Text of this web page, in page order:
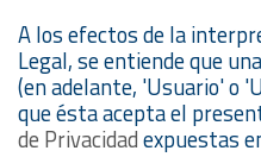
A los efectos de la
Legal, se entiende que
(en adelante, 'Usuario' o
que ésta acepta el
de Privacidadexpuestas